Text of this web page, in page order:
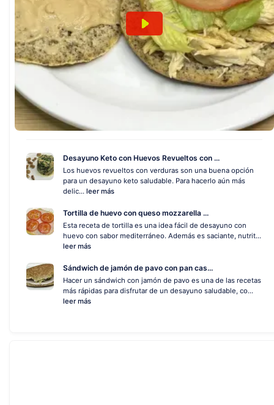
Desayuno Keto con Huevos Revueltos con ...
Los huevos revueltos con verduras son una buena opción
para un desayuno keto saludable. Para hacerlo aún más
delic... leer más
Tortilla de huevo con queso mozzarella ...
Esta receta de tortilla es una idea fácil de desayuno con
huevo con sabor mediterráneo. Además es saciante, nutrit...
leer más
Sándwich de jamón de pavo con pan cas...
Hacer un sándwich con jamón de pavo es una de las recetas
más rápidas para disfrutar de un desayuno saludable, co...
leer más